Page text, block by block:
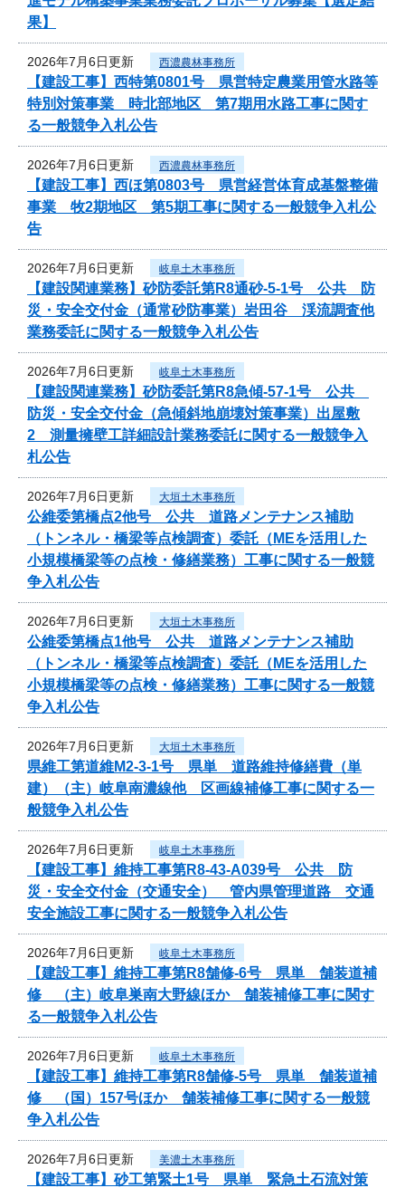
果】
2026年7月6日更新 西濃農林事務所
【建設工事】西特第0801号 県営特定農業用管水路等
特別対策事業 時北部地区 第7期用水路工事に関す
る一般競争入札公告
2026年7月6日更新 西濃農林事務所
【建設工事】西ほ第0803号 県営経営体育成基盤整備
事業 牧2期地区 第5期工事に関する一般競争入札公
告
2026年7月6日更新 岐阜土木事務所
【建設関連業務】砂防委託第R8通砂-5-1号 公共 防
災・安全交付金（通常砂防事業）岩田谷 渓流調査他
業務委託に関する一般競争入札公告
2026年7月6日更新 岐阜土木事務所
【建設関連業務】砂防委託第R8急傾-57-1号 公共
防災・安全交付金（急傾斜地崩壊対策事業）出屋敷
2 測量擁壁工詳細設計業務委託に関する一般競争入
札公告
2026年7月6日更新 大垣土木事務所
公維委第橋点2他号 公共 道路メンテナンス補助
（トンネル・橋梁等点検調査）委託（MEを活用した
小規模橋梁等の点検・修繕業務）工事に関する一般競
争入札公告
2026年7月6日更新 大垣土木事務所
公維委第橋点1他号 公共 道路メンテナンス補助
（トンネル・橋梁等点検調査）委託（MEを活用した
小規模橋梁等の点検・修繕業務）工事に関する一般競
争入札公告
2026年7月6日更新 大垣土木事務所
県維工第道維M2-3-1号 県単 道路維持修繕費（単
建）（主）岐阜南濃線他 区画線補修工事に関する一
般競争入札公告
2026年7月6日更新 岐阜土木事務所
【建設工事】維持工事第R8-43-A039号 公共 防
災・安全交付金（交通安全） 管内県管理道路 交通
安全施設工事に関する一般競争入札公告
2026年7月6日更新 岐阜土木事務所
【建設工事】維持工事第R8舗修-6号 県単 舗装道補
修 （主）岐阜巣南大野線ほか 舗装補修工事に関す
る一般競争入札公告
2026年7月6日更新 岐阜土木事務所
【建設工事】維持工事第R8舗修-5号 県単 舗装道補
修 （国）157号ほか 舗装補修工事に関する一般競
争入札公告
2026年7月6日更新 美濃土木事務所
【建設工事】砂工第緊土1号 県単 緊急土石流対策